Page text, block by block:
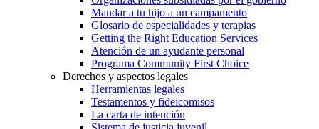
Mandar a tu hijo a un campamento
Glosario de especialidades y terapias
Getting the Right Education Services
Atención de un ayudante personal
Programa Community First Choice
Derechos y aspectos legales
Herramientas legales
Testamentos y fideicomisos
La carta de intención